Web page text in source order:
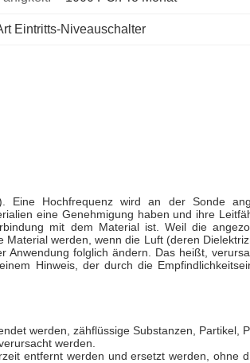
Eintritts-Niveauschalter
Eine Hochfrequenz wird an der Sonde
eine Genehmigung haben und ihre
mit dem Material ist. Weil die
werden, wenn die Luft (deren
folglich ändern. Das heißt,
Hinweis, der durch die
werden, zähflüssige Substanzen, Partikel,
werden.
entfernt werden und ersetzt werden, ohne